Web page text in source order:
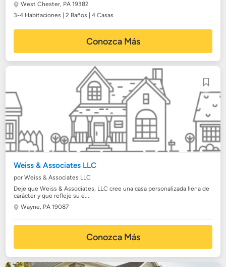
West Chester, PA 19382
3-4 Habitaciones | 2 Baños | 4 Casas
Conozca Más
Weiss & Associates LLC
por Weiss & Associates LLC
Deje que Weiss & Associates, LLC cree una casa personalizada llena de
carácter y que refleje su e...
Wayne, PA 19087
Conozca Más